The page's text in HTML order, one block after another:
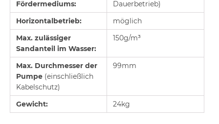
Fördermediums:
Dauerbetrieb)
Horizontalbetrieb:
möglich
Max. zulässiger
Sandanteil im Wasser:
150g/m³
Max. Durchmesser der
Pumpe (einschließlich
Kabelschutz)
99mm
Gewicht: 24kg